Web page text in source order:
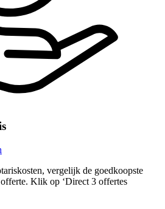
vergelijk de goedkoopste
Klik op ‘Direct 3 offertes